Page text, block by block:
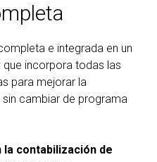
e integrada en un
que incorpora todas las
para mejorar la
cambiar de programa
la contabilización de